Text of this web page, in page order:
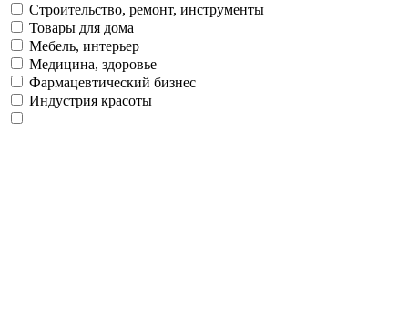
Строительство, ремонт, инструменты
Товары для дома
Мебель, интерьер
Медицина, здоровье
Фармацевтический бизнес
Индустрия красоты